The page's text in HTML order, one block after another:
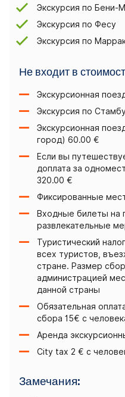
Экскурсия по Бени-
Экскурсия по Фесу
Экскурсия по
Не входит в
Экскурсионная
Экскурсия по
Экскурсионная
город) 60.00 €
Если вы
доплата за
320.00 €
Фиксированные
Входные билеты на
развлекательные
Туристический
всех туристов,
стране. Размер
администрацией
данной страны
Обязательная
сбора 15€ с
Аренда
City tax 2 € с
Замечания: